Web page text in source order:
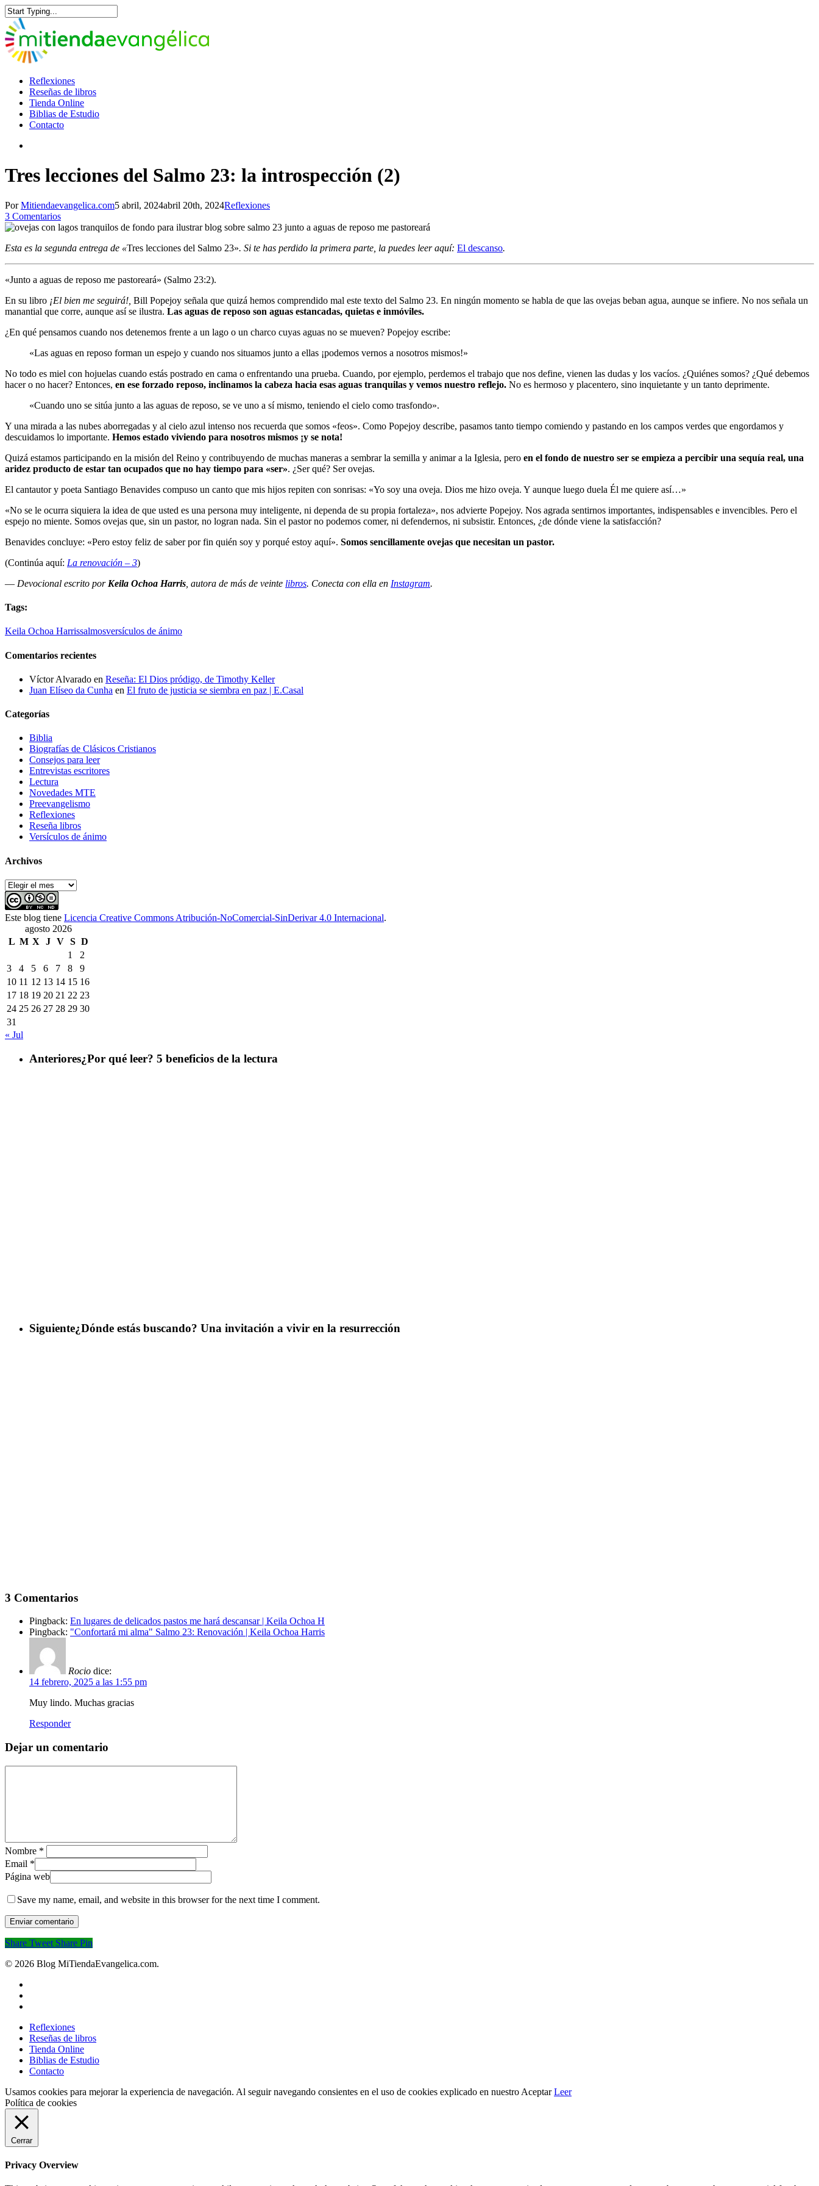
Skip
to
main
content
Close
Search
search
Menu
Reflexiones
Reseñas de libros
Tienda Online
Biblias de Estudio
Contacto
Tres lecciones del Salmo 23: la introspección (2)
Por Mitiendaevangelica.com5 abril, 2024abril 20th, 2024Reflexiones
3 Comentarios
Esta es la segunda entrega de «Tres lecciones del Salmo 23». Si te has perdido la primera parte, la puedes leer aquí: El descanso.
«Junto a aguas de reposo me pastoreará» (Salmo 23:2).
En su libro ¡El bien me seguirá! Bill Popejoy señala que quizá hemos comprendido mal este texto del Salmo 23. En ningún momento se habla de que las ovejas beban agua, aunque se infiere. No nos señala un
manantial que corre, aunque así se ilustra. Las aguas de reposo son aguas estancadas, quietas e inmóviles.
¿En qué pensamos cuando nos detenemos frente a un lago o un charco cuyas aguas no se mueven? Popejoy escribe:
«Las aguas en reposo forman un espejo y cuando nos situamos junto a ellas ¡podemos vernos a nosotros mismos!»
No todo es miel con hojuelas cuando estás postrado en cama o enfrentando una prueba. Cuando, por ejemplo, perdemos el trabajo que nos define, vienen las dudas y los vacíos. ¿Quiénes somos? ¿Qué debemos
hacer o no hacer? Entonces, en ese forzado reposo, inclinamos la cabeza hacia esas aguas tranquilas y vemos nuestro reflejo. No es hermoso y placentero, sino inquietante y un tanto deprimente.
«Cuando uno se sitúa junto a las aguas de reposo, se ve uno a sí mismo, teniendo el cielo como trasfondo».
Y una mirada a las nubes aborregadas y al cielo azul intenso nos recuerda que somos «feos». Como Popejoy describe, pasamos tanto tiempo comiendo y pastando en los campos verdes que engordamos y
descuidamos lo importante. Hemos estado viviendo para nosotros mismos ¡y se nota!
Quizá estamos participando en la misión del Reino y contribuyendo de muchas maneras a sembrar la semilla y animar a la Iglesia, pero en el fondo de nuestro ser se empieza a percibir una sequía real, una
aridez producto de estar tan ocupados que no hay tiempo para «ser». ¿Ser qué? Ser ovejas.
El cantautor y poeta Santiago Benavides compuso un canto que mis hijos repiten con sonrisas: «Yo soy una oveja. Dios me hizo oveja. Y aunque luego duela Él me quiere así…»
«No se le ocurra siquiera la idea de que usted es una persona muy inteligente, ni dependa de su propia fortaleza», nos advierte Popejoy. Nos agrada sentirnos importantes, indispensables e invencibles. Pero el
espejo no miente. Somos ovejas que, sin un pastor, no logran nada. Sin el pastor no podemos comer, ni defendernos, ni subsistir. Entonces, ¿de dónde viene la satisfacción?
Benavides concluye: «Pero estoy feliz de saber por fin quién soy y porqué estoy aquí». Somos sencillamente ovejas que necesitan un pastor.
(Continúa aquí: La renovación – 3)
— Devocional escrito por Keila Ochoa Harris , autora de más de veinte libros. Conecta con ella en Instagram.
Tags:
Keila Ochoa Harrissalmosversículos de ánimo
Comentarios recientes
Víctor Alvarado en Reseña: El Dios pródigo, de Timothy Keller
Juan Elíseo da Cunha en El fruto de justicia se siembra en paz | E.Casal
Categorías
Biblia
Biografías de Clásicos Cristianos
Consejos para leer
Entrevistas escritores
Lectura
Novedades MTE
Preevangelismo
Reflexiones
Reseña libros
Versículos de ánimo
Archivos
Archivos
Este blog tiene Licencia Creative Commons Atribución-NoComercial-SinDerivar 4.0 Internacional.
agosto 2026
L M X J V S D
1
2
3
4 5 6 7 8
9
10 11 12 13 14 15 16
17 18 19 20 21 22 23
24 25 26 27 28 29 30
31
« Jul
Anteriores¿Por qué leer? 5 beneficios de la lectura
Siguiente¿Dónde estás buscando? Una invitación a vivir en la resurrección
3 Comentarios
Pingback: En lugares de delicados pastos me hará descansar | Keila Ochoa H
Pingback: "Confortará mi alma" Salmo 23: Renovación | Keila Ochoa Harris
Rocio dice:
14 febrero, 2025 a las 1:55 pm
Muy lindo. Muchas gracias
Responder
Dejar un comentario
Nombre *
Email *
Página web
Save my name, email, and website in this browser for the next time I comment.
Share Tweet Share Pin
© 2026 Blog MiTiendaEvangelica.com.
Close
Menu
Reflexiones
Reseñas de libros
Tienda Online
Biblias de Estudio
Contacto
Usamos cookies para mejorar la experiencia de navegación. Al seguir navegando consientes en el uso de cookies explicado en nuestro Aceptar Leer
Política de cookies
Cerrar
Privacy Overview